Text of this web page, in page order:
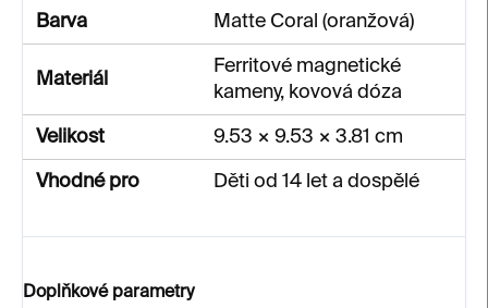
Barva Matte Coral (oranžová)
Materiál
Ferritové magnetické
kameny, kovová dóza
Velikost 9.53 × 9.53 × 3.81 cm
Vhodné pro Děti od 14 let a dospělé
Doplňkové parametry